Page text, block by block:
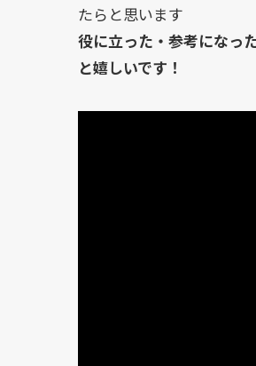
たらと思います
役に立った・参考になっ
と嬉しいです！